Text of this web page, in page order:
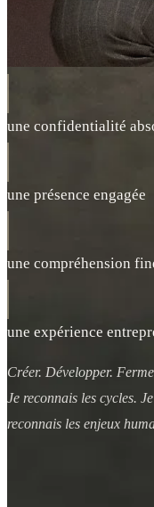
une confidentialité
une présence engagée
une compréhension
une expérience
Créer. Développer.
Je reconnais les cycles.
reconnais les enjeux